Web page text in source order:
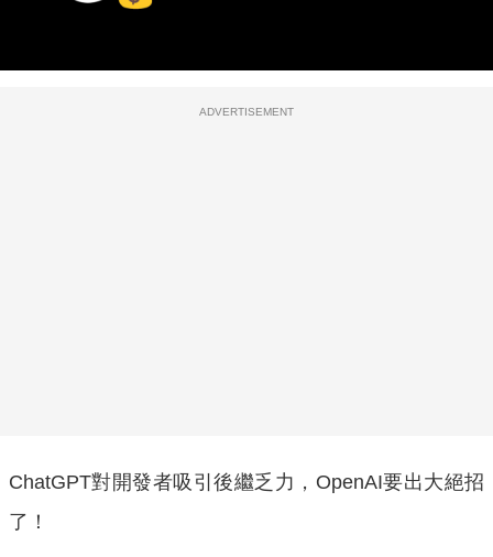
ADVERTISEMENT
ChatGPT對開發者吸引後繼乏力，OpenAI要出大絕招
了！